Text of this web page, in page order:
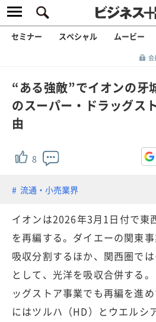
セミナー スペシャル ムービー
会
“ある強敵”でイオンの
のスーパー・ドラッグス
由
8
流通・小売業界
イオンは2026年3月1日付で東
を再編する。ダイエーの関東
吸収分割するほか、関西圏で
として、光洋を吸収合併する
ッグストア事業でも再編を進
にはツルハ（HD）とウエルシ